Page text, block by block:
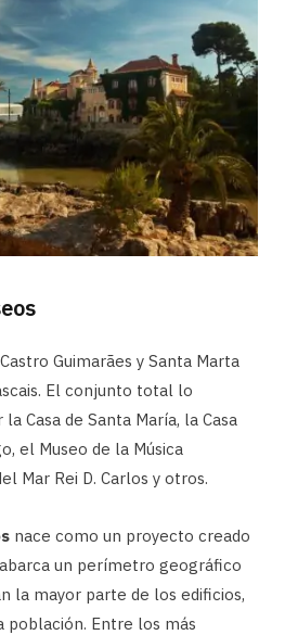
Guimarães y Santa Marta
El conjunto total lo
Casa de Santa María, la Casa
el Museo de la Música
Mar Rei D. Carlos y otros.
nace como un proyecto creado
un perímetro geográfico
la mayor parte de los edificios,
población. Entre los más